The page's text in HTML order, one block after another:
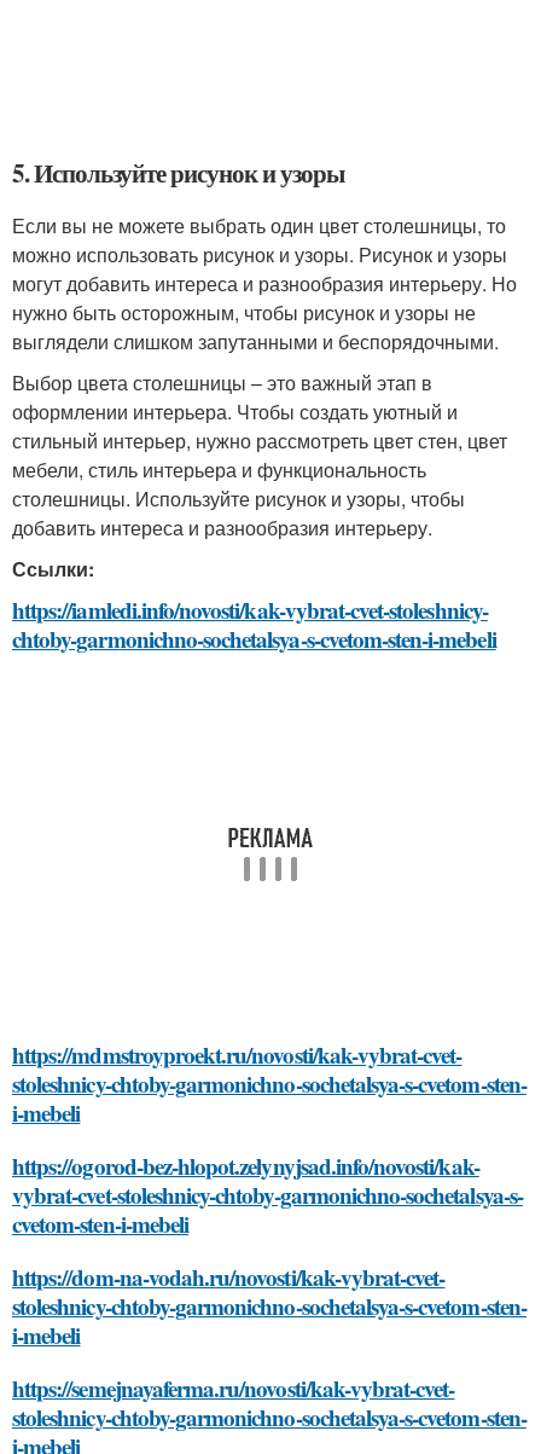
5. Используйте рисунок и узоры
Если вы не можете выбрать один цвет столешницы, то
можно использовать рисунок и узоры. Рисунок и узоры
могут добавить интереса и разнообразия интерьеру. Но
нужно быть осторожным, чтобы рисунок и узоры не
выглядели слишком запутанными и беспорядочными.
Выбор цвета столешницы – это важный этап в
оформлении интерьера. Чтобы создать уютный и
стильный интерьер, нужно рассмотреть цвет стен, цвет
мебели, стиль интерьера и функциональность
столешницы. Используйте рисунок и узоры, чтобы
добавить интереса и разнообразия интерьеру.
Ссылки:
https://iamledi.info/novosti/kak-vybrat-cvet-stoleshnicy-
chtoby-garmonichno-sochetalsya-s-cvetom-sten-i-mebeli
https://mdmstroyproekt.ru/novosti/kak-vybrat-cvet-
stoleshnicy-chtoby-garmonichno-sochetalsya-s-cvetom-sten-
i-mebeli
https://ogorod-bez-hlopot.zelynyjsad.info/novosti/kak-
vybrat-cvet-stoleshnicy-chtoby-garmonichno-sochetalsya-s-
cvetom-sten-i-mebeli
https://dom-na-vodah.ru/novosti/kak-vybrat-cvet-
stoleshnicy-chtoby-garmonichno-sochetalsya-s-cvetom-sten-
i-mebeli
https://semejnayaferma.ru/novosti/kak-vybrat-cvet-
stoleshnicy-chtoby-garmonichno-sochetalsya-s-cvetom-sten-
i-mebeli